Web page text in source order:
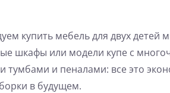
купить мебель для двух детей
шкафы или модели купе с
и пеналами: все это
в будущем.